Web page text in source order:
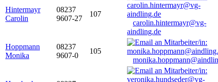
Hintermayr
Carolin
08237
9607-27
107
carolin.hintermayr@vg-
aindling.de
Hoppmann
Monika
08237
9607-0
105